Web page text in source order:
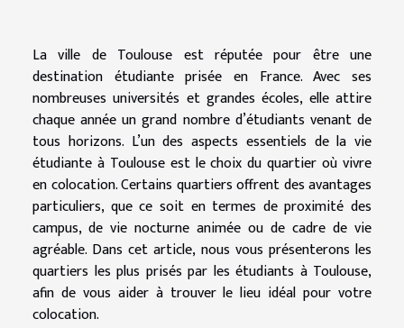
La ville de Toulouse est réputée pour être une
destination étudiante prisée en France. Avec ses
nombreuses universités et grandes écoles, elle attire
chaque année un grand nombre d’étudiants venant de
tous horizons. L’un des aspects essentiels de la vie
étudiante à Toulouse est le choix du quartier où vivre
en colocation. Certains quartiers offrent des avantages
particuliers, que ce soit en termes de proximité des
campus, de vie nocturne animée ou de cadre de vie
agréable. Dans cet article, nous vous présenterons les
quartiers les plus prisés par les étudiants à Toulouse,
afin de vous aider à trouver le lieu idéal pour votre
colocation.